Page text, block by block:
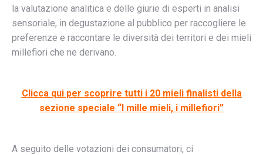
la valutazione analitica e delle giurie di esperti in analisi
sensoriale, in degustazione al pubblico per raccogliere le
preferenze e raccontare le diversità dei territori e dei mieli
millefiori che ne derivano.
Clicca qui per scoprire tutti i 20 mieli finalisti della
sezione speciale “I mille mieli, i millefiori”
A seguito delle votazioni dei consumatori, ci